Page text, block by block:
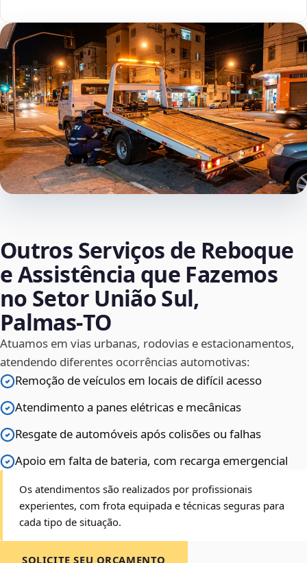
Outros Serviços de Reboque
e Assistência que Fazemos
no Setor União Sul,
Palmas‑TO
Atuamos em vias urbanas, rodovias e estacionamentos,
atendendo diferentes ocorrências automotivas:
Remoção de veículos em locais de difícil acesso
Atendimento a panes elétricas e mecânicas
Resgate de automóveis após colisões ou falhas
Apoio em falta de bateria, com recarga emergencial
Os atendimentos são realizados por profissionais
experientes, com frota equipada e técnicas seguras para
cada tipo de situação.
SOLICITE SEU ORÇAMENTO